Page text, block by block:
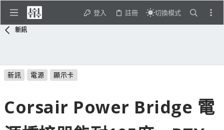
登入 註冊 切換模式
新訊
新訊 電源 顯示卡
Corsair Power Bridge 電